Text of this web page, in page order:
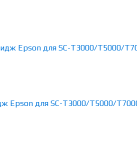
Epson для SC-T3000/T5000/